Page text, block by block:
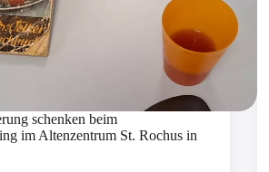
schenken beim
im Altenzentrum St. Rochus in